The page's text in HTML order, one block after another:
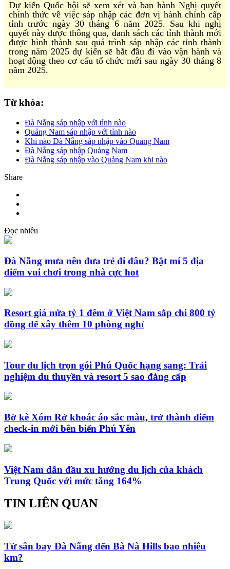
Dự kiến Quốc hội sẽ xem xét và ban hành Nghị quyết
chính thức về việc sáp nhập các đơn vị hành chính cấp
tỉnh trước ngày 30 tháng 6 năm 2025. Sau khi nghị
quyết này được thông qua, danh sách các tỉnh thành mới
được hình thành sau quá trình sáp nhập các tỉnh thành
trong năm 2025 dự kiến sẽ bắt đầu đi vào vận hành và
hoạt động theo cơ cấu tổ chức mới sau ngày 30 tháng 8
năm 2025.
Từ khóa:
Đà Nẵng sáp nhập với tỉnh nào
Quảng Nam sáp nhập với tỉnh nào
Khi nào Đà Nẵng sáp nhập vào Quảng Nam
Đà Nẵng sáp nhập Quảng Nam
Đà Nẵng sáp nhập vào Quảng Nam khi nào
Share
Đọc nhiều
Đà Nẵng mưa nên đưa trẻ đi đâu? Bật mí 5 địa
điểm vui chơi trong nhà cực hot
Resort giá nửa tỷ 1 đêm ở Việt Nam sắp chi 800 tỷ
đồng để xây thêm 10 phòng nghỉ
Tour du lịch trọn gói Phú Quốc hạng sang: Trải
nghiệm du thuyền và resort 5 sao đẳng cấp
Bờ kè Xóm Rớ khoác áo sắc màu, trở thành điểm
check-in mới bên biển Phú Yên
Việt Nam dẫn đầu xu hướng du lịch của khách
Trung Quốc với mức tăng 164%
TIN LIÊN QUAN
Từ sân bay Đà Nẵng đến Bà Nà Hills bao nhiêu
km?